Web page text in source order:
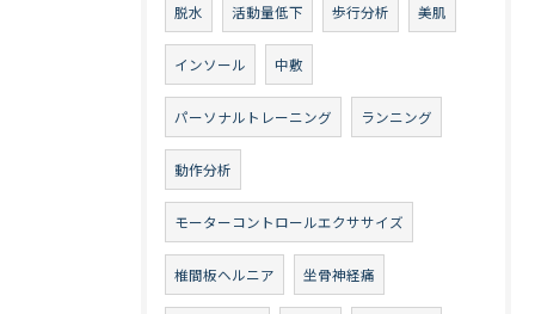
脱水 活動量低下 歩行分析 美肌
インソール 中敷
パーソナルトレーニング ランニング
動作分析
モーターコントロールエクササイズ
椎間板ヘルニア 坐骨神経痛